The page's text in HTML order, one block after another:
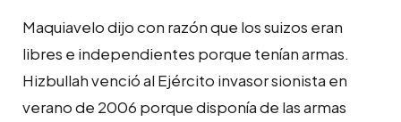
Maquiavelo dijo con razón que los suizos eran
libres e independientes porque tenían armas.
Hizbullah venció al Ejército invasor sionista en
verano de 2006 porque disponía de las armas